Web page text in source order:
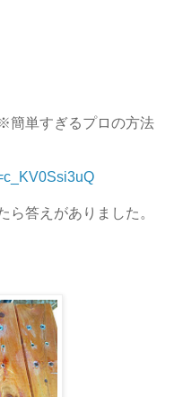
簡単すぎるプロの方法
ら答えがありました。